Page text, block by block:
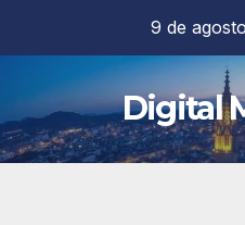
contenido
9 de
Digital